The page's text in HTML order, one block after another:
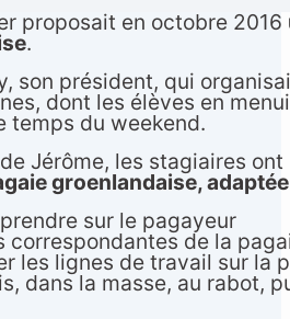
Français ▼
proposait en octobre 2016
.
son président, qui
dont les élèves en
temps du weekend.
Jérôme, les stagiaires
groenlandaise,
sur le pagayeur
correspondantes de la
les lignes de travail sur la
dans la masse, au rabot,